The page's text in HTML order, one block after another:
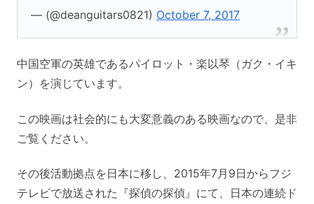
— (@deanguitars0821) October 7, 2017
中国空軍の英雄であるパイロット・楽以琴（ガク・イキ
ン）を演じています。
この映画は社会的にも大変意義のある映画なので、是非
ご覧ください。
その後活動拠点を日本に移し、2015年7月9日からフジ
テレビで放送された『探偵の探偵』にて、日本の連続ド